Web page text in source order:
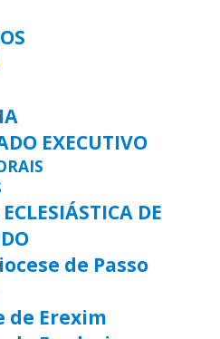
EXECUTIVO
DE
de Passo
de Erexim